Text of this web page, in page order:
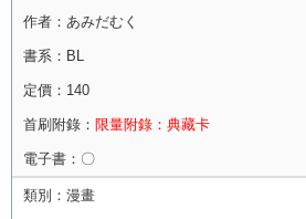
作者： あみだむく
書系： BL
定價： 140
首刷附錄： 限量附錄：典藏卡
電子書： 〇
類別： 漫畫